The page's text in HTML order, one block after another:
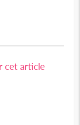
cet article